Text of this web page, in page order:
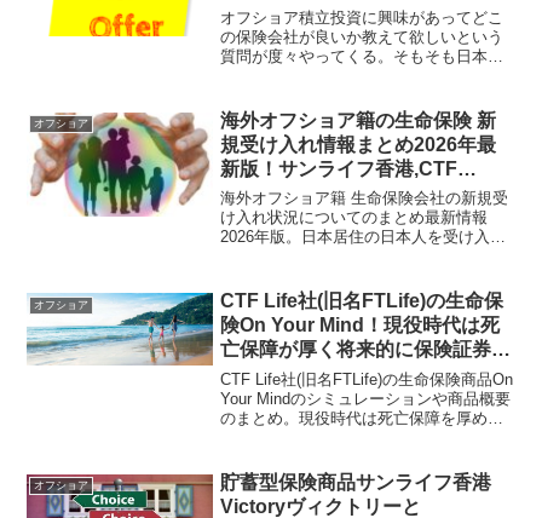
ターズトラスト等に限定されてい
る！
オフショア積立投資に興味があってどこ
の保険会社が良いか教えて欲しいという
質問が度々やってくる。そもそも日本人
退する会社が出ているので、興味があれ
ば契約を急いだ方が良い。
オフショア
海外オフショア籍の生命保険 新
規受け入れ情報まとめ2026年最
新版！サンライフ香港,CTF
Life,Pacific Life,Pan Amarican
etc
海外オフショア籍 生命保険会社の新規受
け入れ状況についてのまとめ最新情報
2026年版。日本居住の日本人を受け入れ
れ停止にする事もあったりするので、気
になる人は早め早めに行動すべし。
オフショア
CTF Life社(旧名FTLife)の生命保
険On Your Mind！現役時代は死
亡保障が厚く将来的に保険証券を
担保に融資=非課税で年金受け取
り可能！
CTF Life社(旧名FTLife)の生命保険商品On
Your Mindのシミュレーションや商品概要
のまとめ。現役時代は死亡保障を厚め
的な商品。融資なので借り入れとなり、
課税対象とはならない。
オフショア
貯蓄型保険商品サンライフ香港
Victoryヴィクトリーと